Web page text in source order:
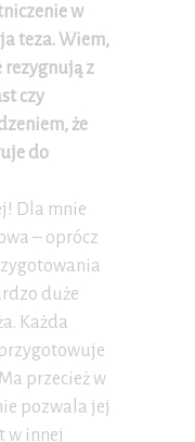
w
teza. Wiem,
rezygnują z
czy
że
do
Dla mnie
– oprócz
duże
Każda
przecież w
pozwala jej
w innej